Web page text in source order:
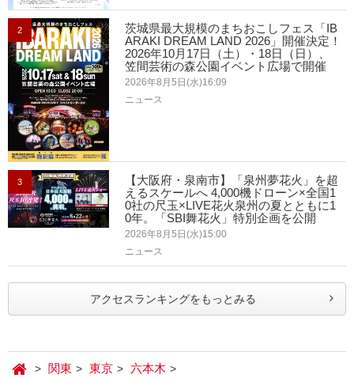
2
茨城県最大規模のまちおこしフェス「IB
ARAKI DREAM LAND 2026」開催決定！
2026年10月17日（土）・18日（日）、
笠間芸術の森公園イベント広場で開催
2026年8月5日(水)16:09
ニュース
3
【大阪府・泉南市】「泉州夢花火」を超
えるスケールへ 4,000機ドローン×全国1
0社の尺玉×LIVE花火泉州の夏とともに1
0年。「SBI舞花火」特別企画を公開
2026年8月5日(水)15:00
ニュース
アクセスランキングをもっとみる
関東 東京
六本木